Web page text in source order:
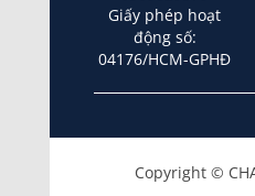
Giấy phép hoạt
động số:
04176/HCM-GPHĐ
Copyright ©